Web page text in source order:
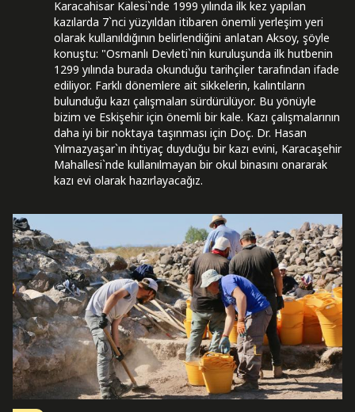
Karacahisar Kalesi`nde 1999 yılında ilk kez yapılan
kazılarda 7`nci yüzyıldan itibaren önemli yerleşim yeri
olarak kullanıldığının belirlendiğini anlatan Aksoy, şöyle
konuştu: "Osmanlı Devleti`nin kuruluşunda ilk hutbenin
1299 yılında burada okunduğu tarihçiler tarafından ifade
ediliyor. Farklı dönemlere ait sikkelerin, kalıntıların
bulunduğu kazı çalışmaları sürdürülüyor. Bu yönüyle
bizim ve Eskişehir için önemli bir kale. Kazı çalışmalarının
daha iyi bir noktaya taşınması için Doç. Dr. Hasan
Yılmazyaşar`ın ihtiyaç duyduğu bir kazı evini, Karacaşehir
Mahallesi`nde kullanılmayan bir okul binasını onararak
kazı evi olarak hazırlayacağız.